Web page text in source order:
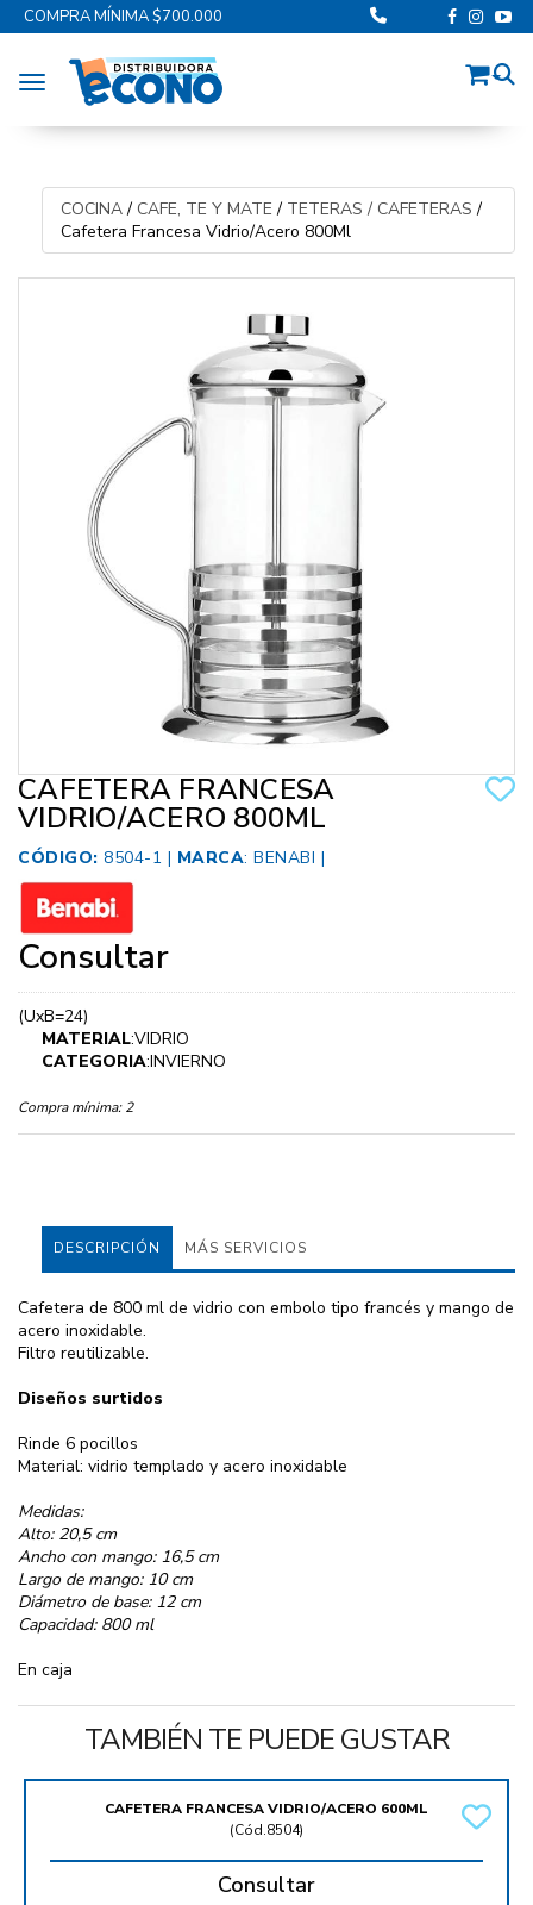
COMPRA MÍNIMA $700.000
Toggle navigation
COCINA/ CAFE, TE Y MATE / TETERAS / CAFETERAS /
Cafetera Francesa Vidrio/Acero 800Ml
CAFETERA FRANCESA
VIDRIO/ACERO 800ML
CÓDIGO: 8504-1 | MARCA: BENABI |
Consultar
(UxB=24)
MATERIAL:VIDRIO
CATEGORIA:INVIERNO
Compra mínima: 2
DESCRIPCIÓN MÁS SERVICIOS
Cafetera de 800 ml de vidrio con embolo tipo francés y mango de
acero inoxidable.
Filtro reutilizable.
Diseños surtidos
Rinde 6 pocillos
Material: vidrio templado y acero inoxidable
Medidas:
Alto: 20,5 cm
Ancho con mango: 16,5 cm
Largo de mango: 10 cm
Diámetro de base: 12 cm
Capacidad: 800 ml
En caja
TAMBIÉN TE PUEDE GUSTAR
CAFETERA FRANCESA VIDRIO/ACERO 600ML
(Cód.8504)
Consultar